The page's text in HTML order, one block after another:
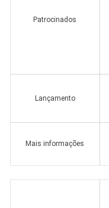
Patrocinados
Lançamento
Mais informações